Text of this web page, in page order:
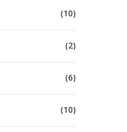
(10)
(2)
(6)
(10)